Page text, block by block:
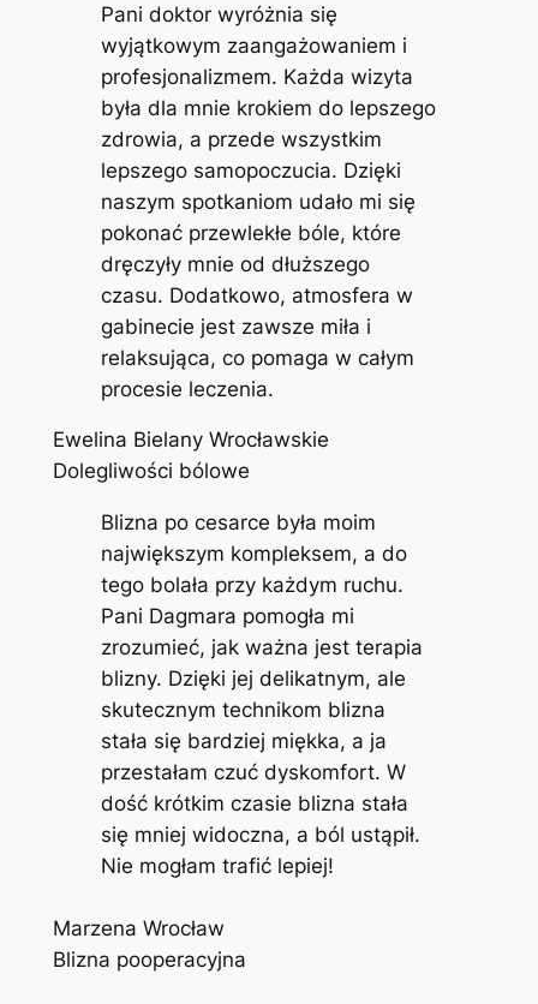
Pani doktor wyróżnia się
wyjątkowym zaangażowaniem i
profesjonalizmem. Każda wizyta
była dla mnie krokiem do lepszego
zdrowia, a przede wszystkim
lepszego samopoczucia. Dzięki
naszym spotkaniom udało mi się
pokonać przewlekłe bóle, które
dręczyły mnie od dłuższego
czasu. Dodatkowo, atmosfera w
gabinecie jest zawsze miła i
relaksująca, co pomaga w całym
procesie leczenia.
Ewelina Bielany Wrocławskie
Dolegliwości bólowe
Blizna po cesarce była moim
największym kompleksem, a do
tego bolała przy każdym ruchu.
Pani Dagmara pomogła mi
zrozumieć, jak ważna jest terapia
blizny. Dzięki jej delikatnym, ale
skutecznym technikom blizna
stała się bardziej miękka, a ja
przestałam czuć dyskomfort. W
dość krótkim czasie blizna stała
się mniej widoczna, a ból ustąpił.
Nie mogłam trafić lepiej!
Marzena Wrocław
Blizna pooperacyjna